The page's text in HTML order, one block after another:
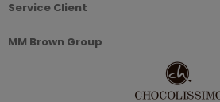
Service Client
MM Brown Group